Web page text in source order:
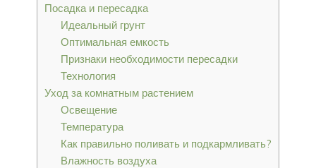
Посадка и пересадка
Идеальный грунт
Оптимальная емкость
Признаки необходимости пересадки
Технология
Уход за комнатным растением
Освещение
Температура
Как правильно поливать и подкармливать?
Влажность воздуха